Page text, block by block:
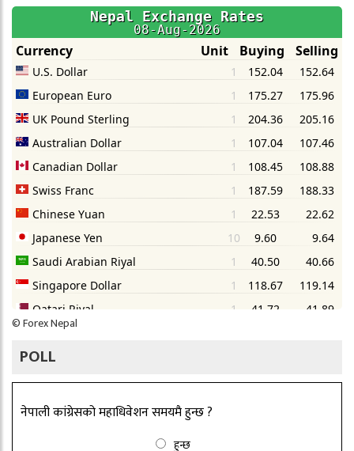
©Forex Nepal
POLL
नेपाली कांग्रेसको महाधिवेशन समयमै हुन्छ ?
हुन्छ